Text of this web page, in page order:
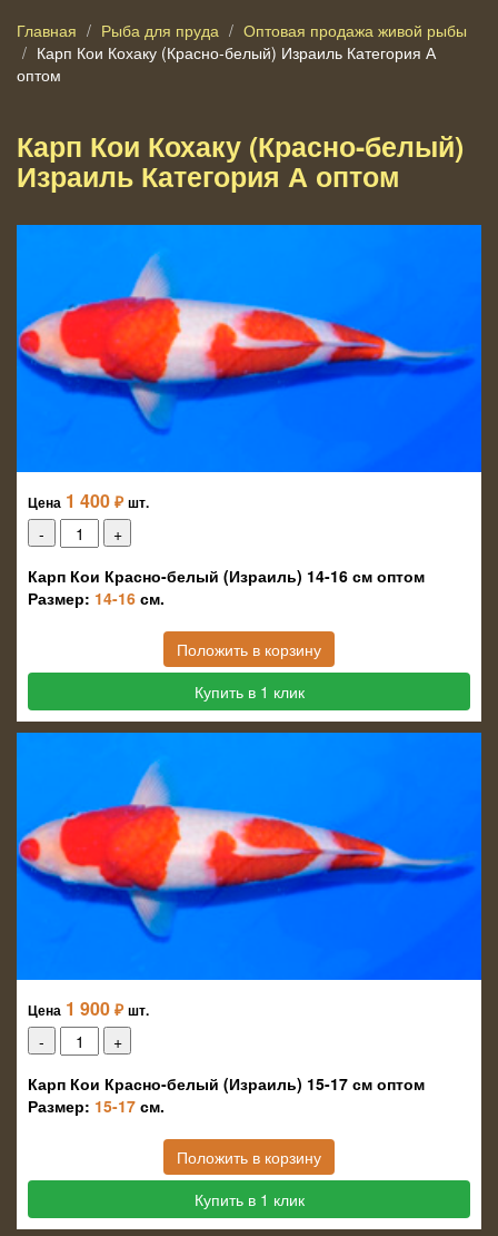
Главная Рыба для пруда
Оптовая продажа живой рыбы
Карп Кои Кохаку (Красно-белый) Израиль Категория А
оптом
Карп Кои Кохаку (Красно-белый)
Израиль Категория А оптом
Цена 1 400 ₽ шт.
Карп Кои Красно-белый (Израиль) 14-16 см оптом
Размер: 14-16 см.
Положить в корзину
Купить в 1 клик
Цена 1 900 ₽ шт.
Карп Кои Красно-белый (Израиль) 15-17 см оптом
Размер: 15-17 см.
Положить в корзину
Купить в 1 клик